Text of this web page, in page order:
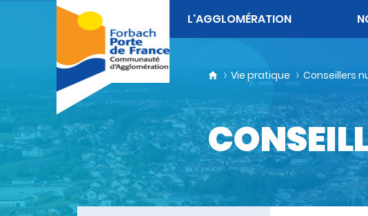
L'AGGLOMÉRATION
Vie pratique Conseillers